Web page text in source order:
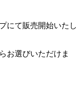
にて販売開始いたし
お選びいただけま